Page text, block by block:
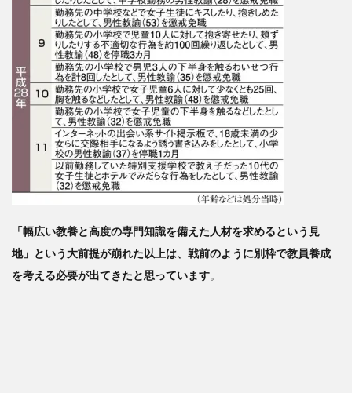
「幅広い教養と高度の専門知識を備えた人材を求めるという見
地」という大前提が崩れた以上は、戦前のように別枠で教員養成
を考える必要が出てきたと思っています。